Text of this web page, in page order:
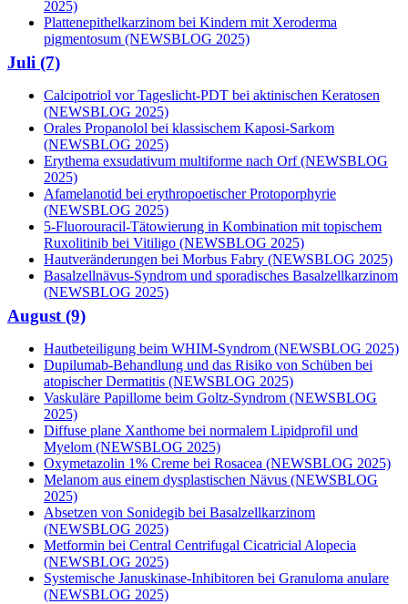
2025)
Plattenepithelkarzinom bei Kindern mit Xeroderma
pigmentosum (NEWSBLOG 2025)
Juli (7)
Calcipotriol vor Tageslicht-PDT bei aktinischen Keratosen
(NEWSBLOG 2025)
Orales Propanolol bei klassischem Kaposi-Sarkom
(NEWSBLOG 2025)
Erythema exsudativum multiforme nach Orf (NEWSBLOG
2025)
Afamelanotid bei erythropoetischer Protoporphyrie
(NEWSBLOG 2025)
5-Fluorouracil-Tätowierung in Kombination mit topischem
Ruxolitinib bei Vitiligo (NEWSBLOG 2025)
Hautveränderungen bei Morbus Fabry (NEWSBLOG 2025)
Basalzellnävus-Syndrom und sporadisches Basalzellkarzinom
(NEWSBLOG 2025)
August (9)
Hautbeteiligung beim WHIM-Syndrom (NEWSBLOG 2025)
Dupilumab-Behandlung und das Risiko von Schüben bei
atopischer Dermatitis (NEWSBLOG 2025)
Vaskuläre Papillome beim Goltz-Syndrom (NEWSBLOG
2025)
Diffuse plane Xanthome bei normalem Lipidprofil und
Myelom (NEWSBLOG 2025)
Oxymetazolin 1% Creme bei Rosacea (NEWSBLOG 2025)
Melanom aus einem dysplastischen Nävus (NEWSBLOG
2025)
Absetzen von Sonidegib bei Basalzellkarzinom
(NEWSBLOG 2025)
Metformin bei Central Centrifugal Cicatricial Alopecia
(NEWSBLOG 2025)
Systemische Januskinase-Inhibitoren bei Granuloma anulare
(NEWSBLOG 2025)